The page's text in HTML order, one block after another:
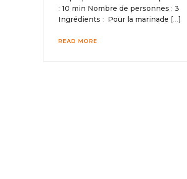
: 10 min Nombre de personnes : 3
Ingrédients : Pour la marinade […]
READ MORE